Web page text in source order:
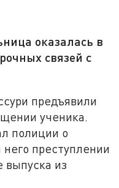
оказалась в
связей с
предъявили
ученика.
полиции о
преступлении
выпуска из